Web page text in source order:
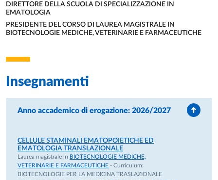
myeloma and the role of RANKL in myeloma-induced
osteoclast formation. (Prof. Regis Bataille)
(January 2000-2003) PhD degree at the University of
pathophysiology of bone lesions in multiple myeloma”
Hematology belonging at the “Cattedra di Ematologia”
of the University of Parma.
Hematology at the University of Parma.
Laboratory of Hematology at the University of Parma
on multipe myeloma research
2017 Qualification to Full professor in Hematology,
Internal medicine, Clinical Pathology, and medical
DIRETTORE DELLA SCUOLA DI SPECIALIZZAZIONE IN
EMATOLOGIA
UNITÀ ORGANIZZATIVA AFFERENTE:
PRESIDENTE DEL CORSO DI LAUREA MAGISTRALE IN
BIOTECNOLOGIE MEDICHE, VETERINARIE E FARMACEUTICHE
Insegnamenti
Anno accademico di erogazione: 2026/2027
CELLULE STAMINALI EMATOPOIETICHE ED
EMATOLOGIA TRANSLAZIONALE
Laurea magistrale in BIOTECNOLOGIE MEDICHE,
VETERINARIE E FARMACEUTICHE - Curriculum:
BIOTECNOLOGIE PER LA MEDICINA TRASLAZIONALE